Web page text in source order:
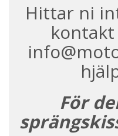
Hittar ni
kontakt
För